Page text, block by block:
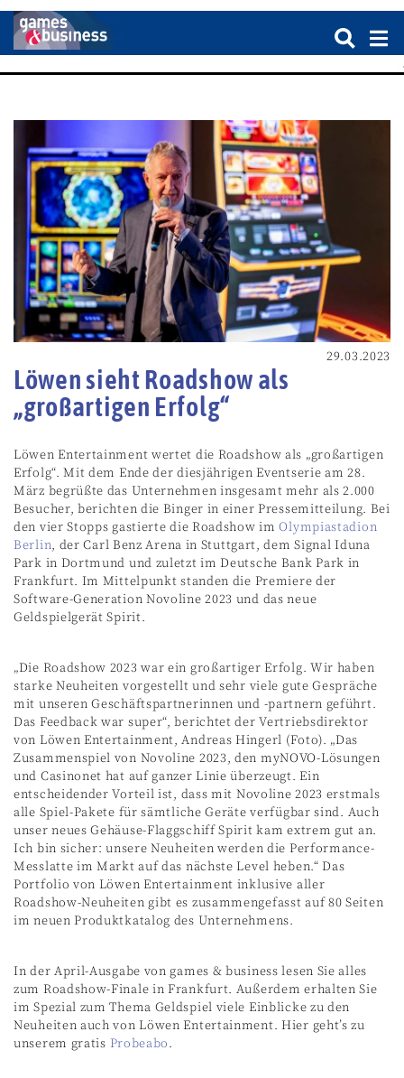
29.03.2023
Löwen sieht Roadshow als
„großartigen Erfolg“
Löwen Entertainment wertet die Roadshow als „großartigen
Erfolg“. Mit dem Ende der diesjährigen Eventserie am 28.
März begrüßte das Unternehmen insgesamt mehr als 2.000
Besucher, berichten die Binger in einer Pressemitteilung. Bei
den vier Stopps gastierte die Roadshow imOlympiastadion
Berlin, der Carl Benz Arena in Stuttgart, dem Signal Iduna
Park in Dortmund und zuletzt im Deutsche Bank Park in
Frankfurt. Im Mittelpunkt standen die Premiere der
Software-Generation Novoline 2023 und das neue
Geldspielgerät Spirit.
„Die Roadshow 2023 war ein großartiger Erfolg. Wir haben
starke Neuheiten vorgestellt und sehr viele gute Gespräche
mit unseren Geschäftspartnerinnen und -partnern geführt.
Das Feedback war super“, berichtet der Vertriebsdirektor
von Löwen Entertainment, Andreas Hingerl (Foto). „Das
Zusammenspiel von Novoline 2023, den myNOVO-Lösungen
und Casinonet hat auf ganzer Linie überzeugt. Ein
entscheidender Vorteil ist, dass mit Novoline 2023 erstmals
alle Spiel-Pakete für sämtliche Geräte verfügbar sind. Auch
unser neues Gehäuse-Flaggschiff Spirit kam extrem gut an.
Ich bin sicher: unsere Neuheiten werden die Performance-
Messlatte im Markt auf das nächste Level heben.“ Das
Portfolio von Löwen Entertainment inklusive aller
Roadshow-Neuheiten gibt es zusammengefasst auf 80 Seiten
im neuen Produktkatalog des Unternehmens.
In der April-Ausgabe von games & business lesen Sie alles
zum Roadshow-Finale in Frankfurt. Außerdem erhalten Sie
im Spezial zum Thema Geldspiel viele Einblicke zu den
Neuheiten auch von Löwen Entertainment. Hier geht’s zu
unserem gratis Probeabo.